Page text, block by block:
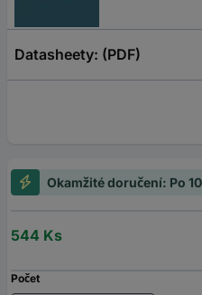
Datasheety: (PDF)
Okamžité doručení: Po
544 Ks
Počet